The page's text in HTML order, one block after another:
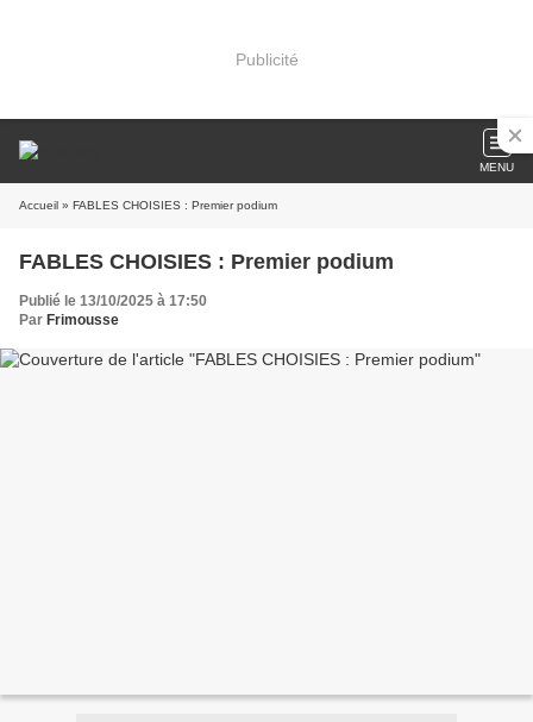
Publicité
MENU
Accueil » FABLES CHOISIES : Premier podium
FABLES CHOISIES : Premier podium
Publié le 13/10/2025 à 17:50
Par Frimousse